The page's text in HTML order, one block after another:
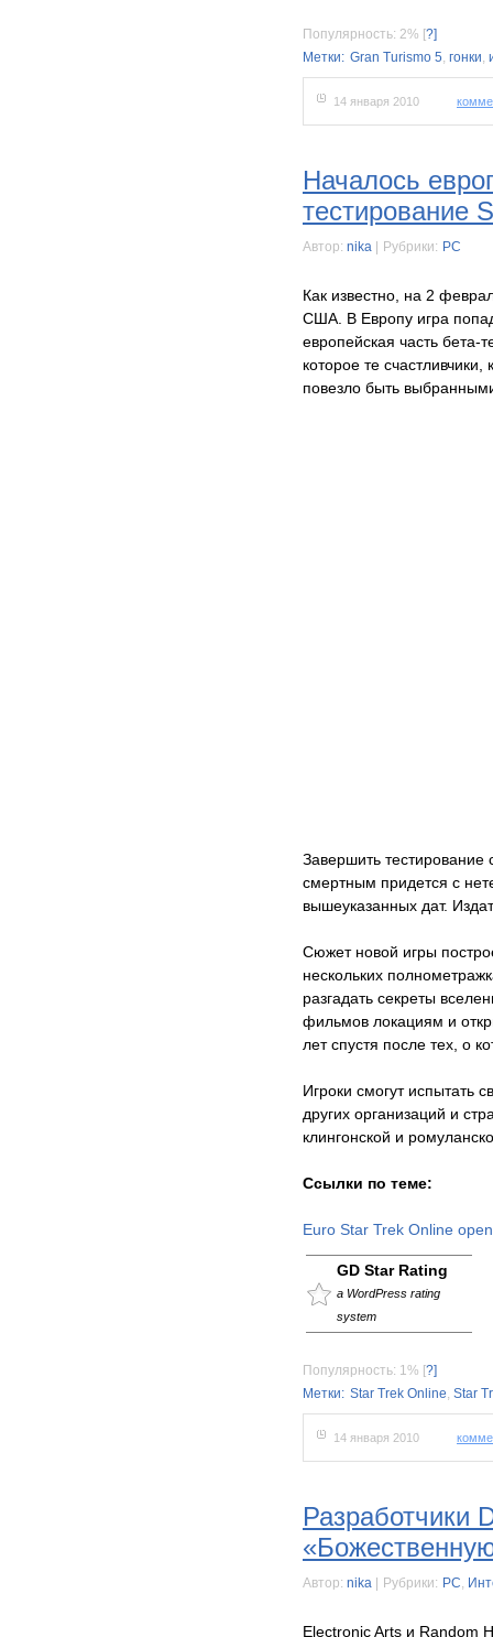
Популярность: 2% [?]
Метки: Gran Turismo 5, гонки,
14 января 2010
Началось
тестирование
Автор: nika Рубрики: PC
Как известно, на 2
США. В Европу игра
европейская часть бета-
которое те
повезло быть
Завершить
смертным придется с
вышеуказанных дат.
Сюжет новой игры
нескольких
разгадать секреты
фильмов локациям и
лет спустя после тех, о
Игроки смогут испытать
других организаций и
клингонской и
Ссылки по теме:
Еuro Star Trek Online
GD Star Rating
a WordPress rating
system
Популярность: 1% [?]
Метки: Star Trek Online, Star
14 января 2010
Разработчики
Автор: nika Рубрики: PC,
Electronic Arts и Random